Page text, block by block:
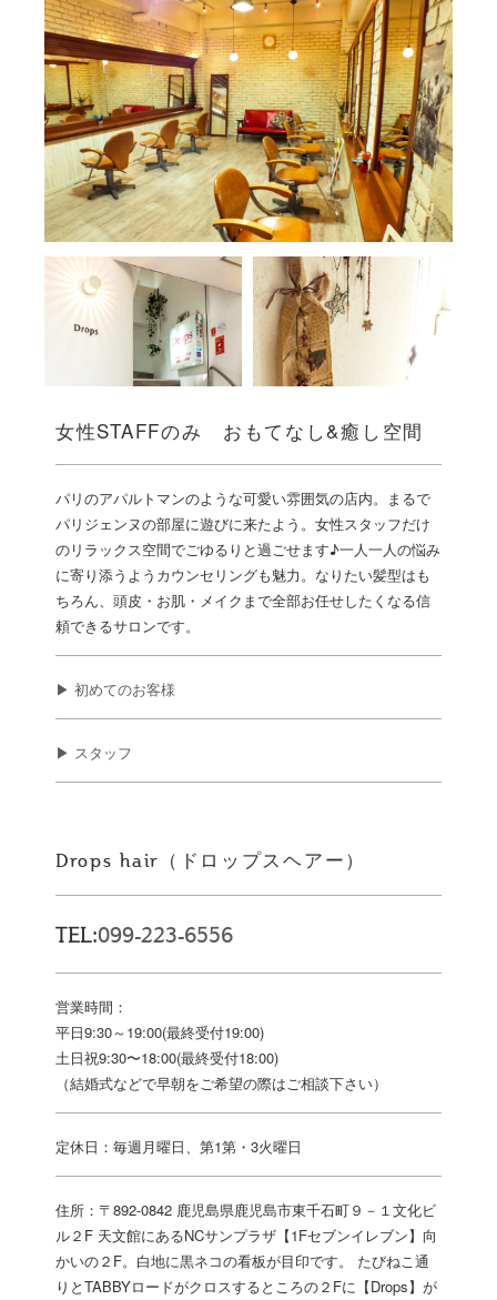
女性STAFFのみ おもてなし&癒し空間
パリのアパルトマンのような可愛い雰囲気の店内。まるで
パリジェンヌの部屋に遊びに来たよう。女性スタッフだけ
のリラックス空間でごゆるりと過ごせます♪一人一人の悩み
に寄り添うようカウンセリングも魅力。なりたい髪型はも
ちろん、頭皮・お肌・メイクまで全部お任せしたくなる信
頼できるサロンです。
▶ 初めてのお客様
▶ スタッフ
Drops hair（ドロップスヘアー）
TEL:099-223-6556
営業時間：
平日9:30～19:00(最終受付19:00)
土日祝9:30〜18:00(最終受付18:00)
（結婚式などで早朝をご希望の際はご相談下さい）
定休日：毎週月曜日、第1第・3火曜日
住所：〒892-0842 鹿児島県鹿児島市東千石町９－１文化ビ
ル２F 天文館にあるNCサンプラザ【1Fセブンイレブン】向
かいの２F。白地に黒ネコの看板が目印です。 たびねこ通
りとTABBYロードがクロスするところの２Fに【Drops】が